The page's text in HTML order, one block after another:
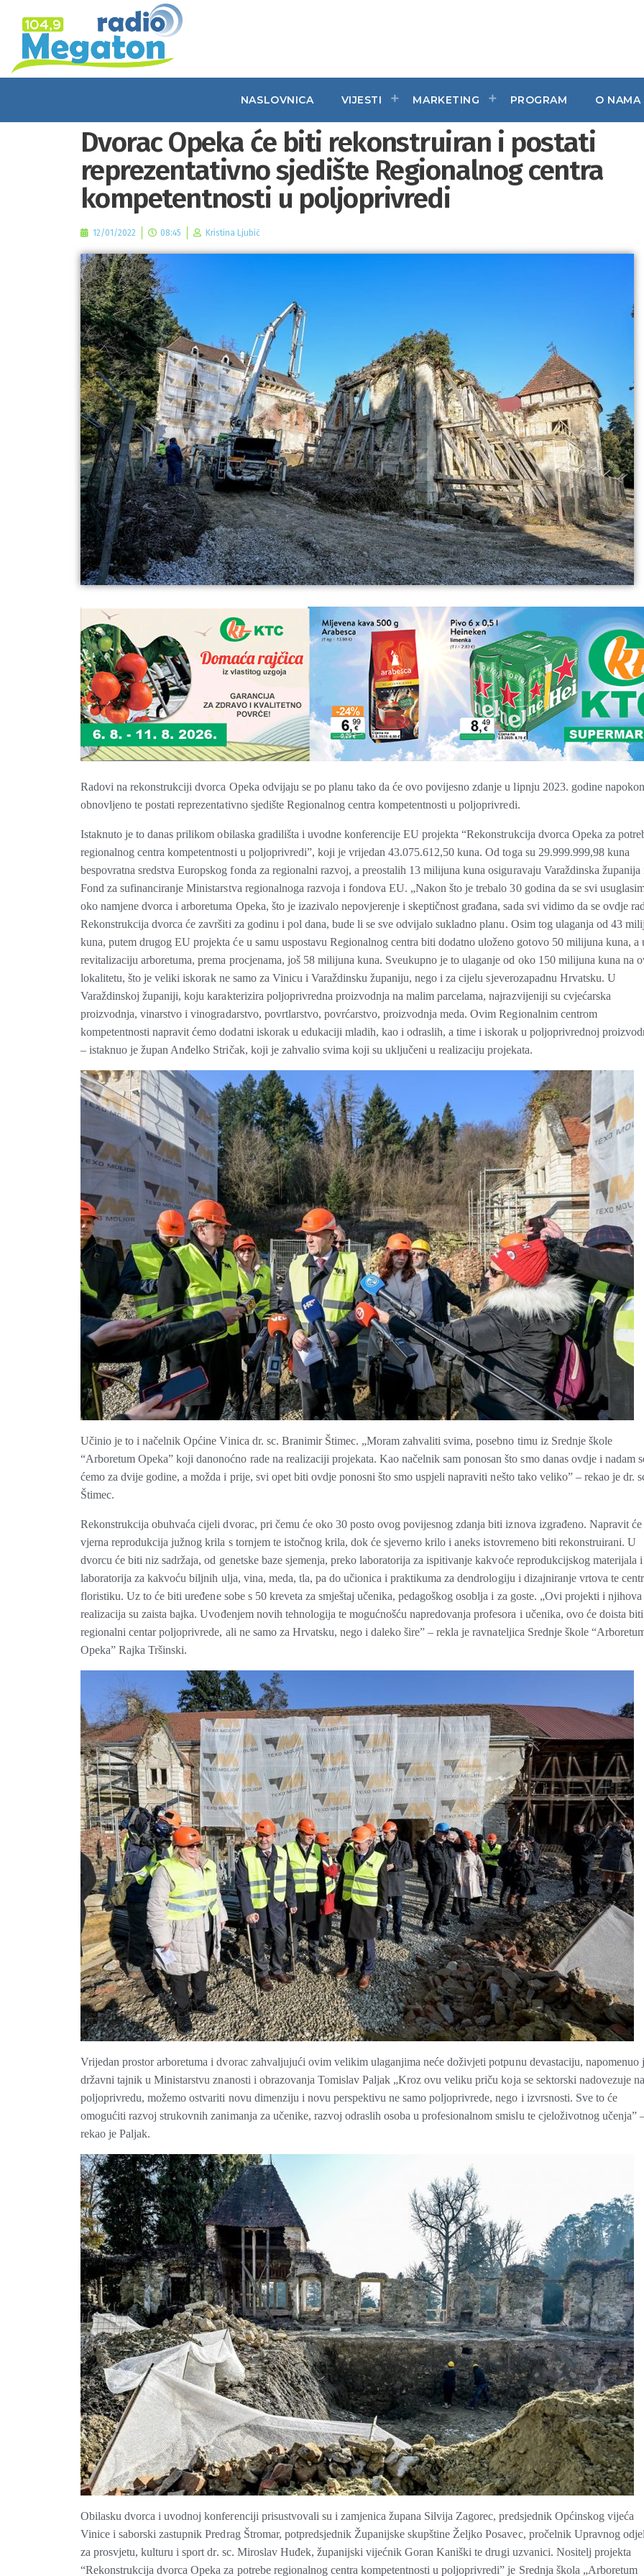
NASLOVNICA VIJESTI MARKETING PROGRAM O NAMA
Dvorac Opeka će biti rekonstruiran i postati
reprezentativno sjedište Regionalnog centra
kompetentnosti u poljoprivredi
12/01/2022 08:45 Kristina Ljubić
Radovi na rekonstrukciji dvorca Opeka odvijaju se po planu tako da će ovo povijesno zdanje u lipnju 2023. godine
obnovljeno te postati reprezentativno sjedište Regionalnog centra kompetentnosti u poljoprivredi.
Istaknuto je to danas prilikom obilaska gradilišta i uvodne konferencije EU projekta “Rekonstrukcija dvorca Opeka za
regionalnog centra kompetentnosti u poljoprivredi”, koji je vrijedan 43.075.612,50 kuna. Od toga su 29.999.999,98 kuna
bespovratna sredstva Europskog fonda za regionalni razvoj, a preostalih 13 milijuna kuna osiguravaju Varaždinska županija
Fond za sufinanciranje Ministarstva regionalnoga razvoja i fondova EU. „Nakon što je trebalo 30 godina da se svi
oko namjene dvorca i arboretuma Opeka, što je izazivalo nepovjerenje i skeptičnost građana, sada svi vidimo da se ovdje
Rekonstrukcija dvorca će završiti za godinu i pol dana, bude li se sve odvijalo sukladno planu. Osim tog ulaganja od 43
kuna, putem drugog EU projekta će u samu uspostavu Regionalnog centra biti dodatno uloženo gotovo 50 milijuna kuna, a
revitalizaciju arboretuma, prema procjenama, još 58 milijuna kuna. Sveukupno je to ulaganje od oko 150 milijuna kuna na
lokalitetu, što je veliki iskorak ne samo za Vinicu i Varaždinsku županiju, nego i za cijelu sjeverozapadnu Hrvatsku. U
Varaždinskoj županiji, koju karakterizira poljoprivredna proizvodnja na malim parcelama, najrazvijeniji su cvjećarska
proizvodnja, vinarstvo i vinogradarstvo, povrtlarstvo, povrćarstvo, proizvodnja meda. Ovim Regionalnim centrom
kompetentnosti napravit ćemo dodatni iskorak u edukaciji mladih, kao i odraslih, a time i iskorak u poljoprivrednoj
– istaknuo je župan Anđelko Stričak, koji je zahvalio svima koji su uključeni u realizaciju projekata.
Učinio je to i načelnik Općine Vinica dr. sc. Branimir Štimec. „Moram zahvaliti svima, posebno timu iz Srednje škole
“Arboretum Opeka” koji danonoćno rade na realizaciji projekata. Kao načelnik sam ponosan što smo danas ovdje i nadam
ćemo za dvije godine, a možda i prije, svi opet biti ovdje ponosni što smo uspjeli napraviti nešto tako veliko” – rekao je dr.
Štimec.
Rekonstrukcija obuhvaća cijeli dvorac, pri čemu će oko 30 posto ovog povijesnog zdanja biti iznova izgrađeno. Napravit će
vjerna reprodukcija južnog krila s tornjem te istočnog krila, dok će sjeverno krilo i aneks istovremeno biti rekonstruirani. U
dvorcu će biti niz sadržaja, od genetske baze sjemenja, preko laboratorija za ispitivanje kakvoće reprodukcijskog materijala i
laboratorija za kakvoću biljnih ulja, vina, meda, tla, pa do učionica i praktikuma za dendrologiju i dizajniranje vrtova te
floristiku. Uz to će biti uređene sobe s 50 kreveta za smještaj učenika, pedagoškog osoblja i za goste. „Ovi projekti i njihova
realizacija su zaista bajka. Uvođenjem novih tehnologija te mogućnošću napredovanja profesora i učenika, ovo će doista biti
regionalni centar poljoprivrede, ali ne samo za Hrvatsku, nego i daleko šire” – rekla je ravnateljica Srednje škole
Opeka” Rajka Tršinski.
Vrijedan prostor arboretuma i dvorac zahvaljujući ovim velikim ulaganjima neće doživjeti potpunu devastaciju, napomenuo
državni tajnik u Ministarstvu znanosti i obrazovanja Tomislav Paljak „Kroz ovu veliku priču koja se sektorski nadovezuje na
poljoprivredu, možemo ostvariti novu dimenziju i novu perspektivu ne samo poljoprivrede, nego i izvrsnosti. Sve to će
omogućiti razvoj strukovnih zanimanja za učenike, razvoj odraslih osoba u profesionalnom smislu te cjeloživotnog učenja”
rekao je Paljak.
Obilasku dvorca i uvodnoj konferenciji prisustvovali su i zamjenica župana Silvija Zagorec, predsjednik Općinskog vijeća
Vinice i saborski zastupnik Predrag Štromar, potpredsjednik Županijske skupštine Željko Posavec, pročelnik Upravnog
za prosvjetu, kulturu i sport dr. sc. Miroslav Huđek, županijski vijećnik Goran Kaniški te drugi uzvanici. Nositelj projekta
“Rekonstrukcija dvorca Opeka za potrebe regionalnog centra kompetentnosti u poljoprivredi” je Srednja škola „Arboretum